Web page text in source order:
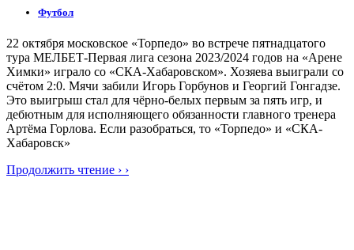
Футбол
22 октября московское «Торпедо» во встрече пятнадцатого
тура МЕЛБЕТ-Первая лига сезона 2023/2024 годов на «Арене
Химки» играло со «СКА-Хабаровском». Хозяева выиграли со
счётом 2:0. Мячи забили Игорь Горбунов и Георгий Гонгадзе.
Это выигрыш стал для чёрно-белых первым за пять игр, и
дебютным для исполняющего обязанности главного тренера
Артёма Горлова. Если разобраться, то «Торпедо» и «СКА-
Хабаровск»
Продолжить чтение › ›